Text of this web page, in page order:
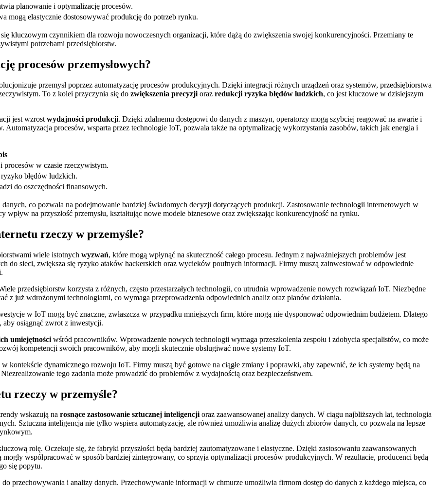
planowanie i optymalizację procesów.
mogą elastycznie dostosowywać produkcję do potrzeb rynku.
kluczowym czynnikiem dla rozwoju nowoczesnych organizacji, które dążą do zwiększenia swojej konkurencyjności. Przemiany te
potrzebami przedsiębiorstw.
procesów przemysłowych?
przemysł poprzez automatyzację procesów produkcyjnych. Dzięki integracji różnych urządzeń oraz systemów, przedsiębiorstwa
To z kolei przyczynia się do zwiększenia precyzji oraz redukcji ryzyka błędów ludzkich, co jest kluczowe w dzisiejszym
jest wzrost wydajności produkcji. Dzięki zdalnemu dostępowi do danych z maszyn, operatorzy mogą szybciej reagować na awarie i
procesów, wsparta przez technologie IoT, pozwala także na optymalizację wykorzystania zasobów, takich jak energia i
procesów w czasie rzeczywistym.
błędów ludzkich.
do oszczędności finansowych.
co pozwala na podejmowanie bardziej świadomych decyzji dotyczących produkcji. Zastosowanie technologii internetowych w
na przyszłość przemysłu, kształtując nowe modele biznesowe oraz zwiększając konkurencyjność na rynku.
rzeczy w przemyśle?
wiele istotnych wyzwań, które mogą wpłynąć na skuteczność całego procesu. Jednym z najważniejszych problemów jest
do sieci, zwiększa się ryzyko ataków hackerskich oraz wycieków poufnych informacji. Firmy muszą zainwestować w odpowiednie
przedsiębiorstw korzysta z różnych, często przestarzałych technologii, co utrudnia wprowadzenie nowych rozwiązań IoT. Niezbędne
z już wdrożonymi technologiami, co wymaga przeprowadzenia odpowiednich analiz oraz planów działania.
w IoT mogą być znaczne, zwłaszcza w przypadku mniejszych firm, które mogą nie dysponować odpowiednim budżetem. Dlatego
aby osiągnąć zwrot z inwestycji.
umiejętności wśród pracowników. Wprowadzenie nowych technologii wymaga przeszkolenia zespołu i zdobycia specjalistów, co może
kompetencji swoich pracowników, aby mogli skutecznie obsługiwać nowe systemy IoT.
kontekście dynamicznego rozwoju IoT. Firmy muszą być gotowe na ciągłe zmiany i poprawki, aby zapewnić, że ich systemy będą na
tego zadania może prowadzić do problemów z wydajnością oraz bezpieczeństwem.
rzeczy w przemyśle?
wskazują na rosnące zastosowanie sztucznej inteligencjioraz zaawansowanej analizy danych. W ciągu najbliższych lat, technologia
Sztuczna inteligencja nie tylko wspiera automatyzację, ale również umożliwia analizę dużych zbiorów danych, co pozwala na lepsze
rolę. Oczekuje się, że fabryki przyszłości będą bardziej zautomatyzowane i elastyczne. Dzięki zastosowaniu zaawansowanych
współpracować w sposób bardziej zintegrowany, co sprzyja optymalizacji procesów produkcyjnych. W rezultacie, producenci będą
się popytu.
przechowywania i analizy danych. Przechowywanie informacji w chmurze umożliwia firmom dostęp do danych z każdego miejsca, co